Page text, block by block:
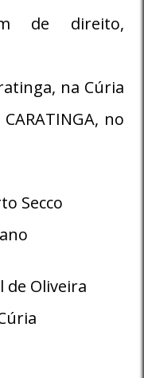
de direito,
na Cúria
no
Secco
de Oliveira